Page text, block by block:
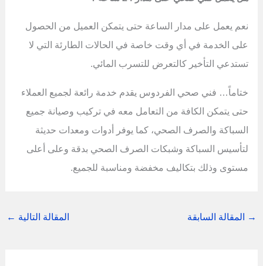
نعم يعمل على مدار الساعة حتى يتمكن العميل من الحصول
على الخدمة في أي وقت خاصة في الحالات الطارئة التي لا
تستدعي التأخير كالتعرض للتسرب المائي.
ختاماً… فني صحي الفردوس يقدم خدمة رائعة لجميع العملاء
حتى يتمكن الكافة من التعامل معه في تركيب وصيانة جميع
السباكة والصرف الصحي، كما يوفر أدوات ومعدات حديثة
لتأسيس السباكة وشبكات الصرف الصحي بدقة وعلى أعلى
مستوى وذلك بتكاليف مخفضة ومناسبة للجميع.
→ المقالة السابقة المقالة التالية ←